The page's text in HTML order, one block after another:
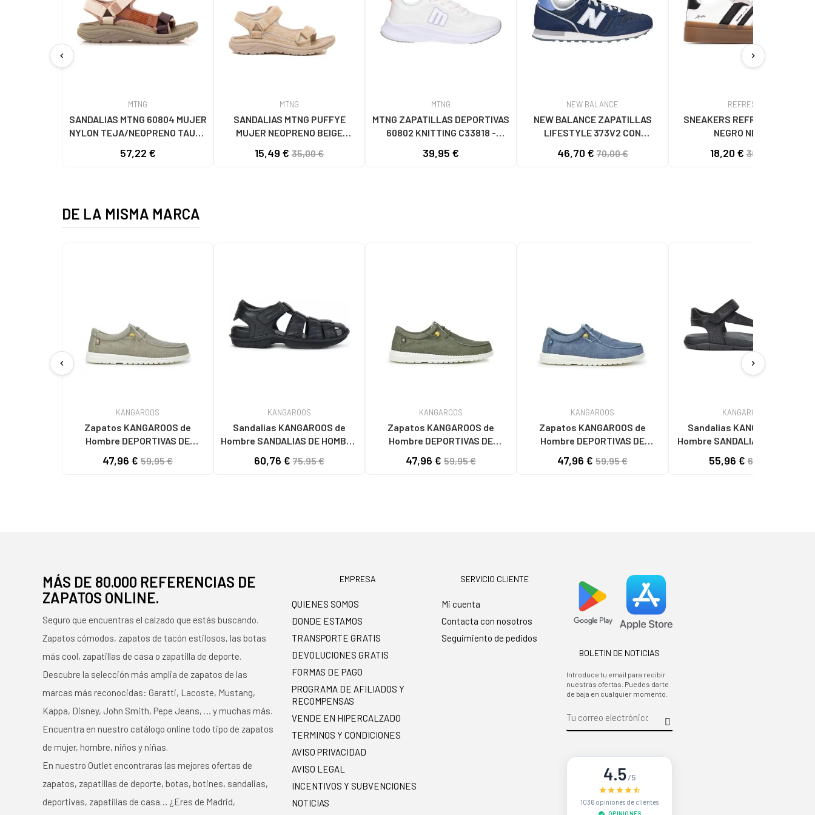
chevron_left
MTNG
SANDALIAS MTNG 60804 MUJER
NYLON TEJA/NEOPRENO TAUPE
NEOPRENE TAUPE
57,22 €
MTNG
SANDALIAS MTNG PUFFYE
MUJER NEOPRENO BEIGE
- NEOPRENE BEIGE
15,49 € 35,00 €
MTNG
MTNG ZAPATILLAS DEPORTIVAS
60802 KNITTING C33818 -
39,95 €
NEW BALANCE
NEW BALANCE ZAPATILLAS
LIFESTYLE 373V2 CON
46,70 €70,00 €
REFRESH
SNEAKERS REFRESH 173053
NEGRO NEGRO
18,20 €39,95 €
chevron_right
DE LA MISMA MARCA
chevron_left
KANGAROOS
Zapatos KANGAROOS de
Hombre DEPORTIVAS DE
TAUPE
47,96 € 59,95 €
KANGAROOS
Sandalias KANGAROOS de
Hombre SANDALIAS DE HOMBRE
60,76 € 75,95 €
KANGAROOS
Zapatos KANGAROOS de
Hombre DEPORTIVAS DE
KAKI
47,96 € 59,95 €
KANGAROOS
Zapatos KANGAROOS de
Hombre DEPORTIVAS DE
AZUL
47,96 € 59,95 €
KANGAROOS
Sandalias KANGAROOS de
Hombre SANDALIA CABALLERO
55,96 €69,95 €
chevron_right
MÁS DE 80.000 REFERENCIAS DE
ZAPATOS ONLINE.
Seguro que encuentras el calzado que estás buscando.
Zapatos cómodos, zapatos de tacón estilosos, las botas
más cool, zapatillas de casa o zapatilla de deporte.
Descubre la selección más amplia de zapatos de las
marcas más reconocidas: Garatti, Lacoste, Mustang,
Kappa, Disney, John Smith, Pepe Jeans, … y muchas más.
Encuentra en nuestro catálogo online todo tipo de zapatos
de mujer, hombre, niños y niñas.
En nuestro Outlet encontraras las mejores ofertas de
zapatos, zapatillas de deporte, botas, botines, sandalias,
deportivas, zapatillas de casa… ¿Eres de Madrid,
EMPRESA
QUIENES SOMOS
DONDE ESTAMOS
TRANSPORTE GRATIS
DEVOLUCIONES GRATIS
FORMAS DE PAGO
PROGRAMA DE AFILIADOS Y
RECOMPENSAS
VENDE EN HIPERCALZADO
TERMINOS Y CONDICIONES
AVISO PRIVACIDAD
AVISO LEGAL
INCENTIVOS Y SUBVENCIONES
NOTICIAS
SERVICIO CLIENTE
Mi cuenta
Contacta con nosotros
Seguimiento de pedidos
BOLETIN DE NOTICIAS
Introduce tu email para recibir
nuestras ofertas. Puedes darte
de baja en cualquier momento.
4.5/5
1036 opiniones de clientes
OPINIONES